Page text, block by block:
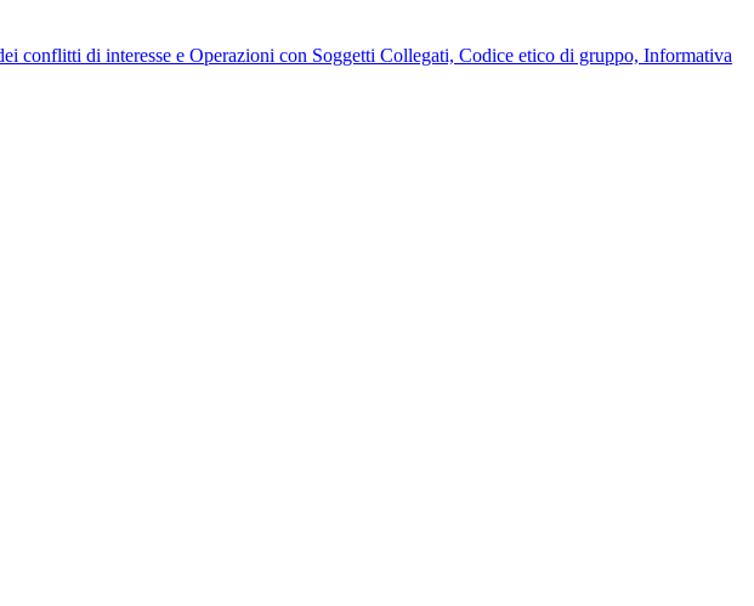
conflitti di interesse e Operazioni con Soggetti Collegati, Codice etico di gruppo, Informativa